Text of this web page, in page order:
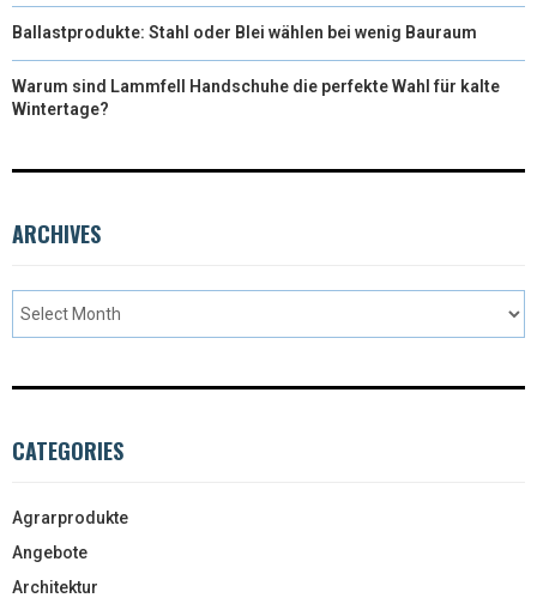
Ballastprodukte: Stahl oder Blei wählen bei wenig Bauraum
Warum sind Lammfell Handschuhe die perfekte Wahl für kalte
Wintertage?
ARCHIVES
CATEGORIES
Agrarprodukte
Angebote
Architektur